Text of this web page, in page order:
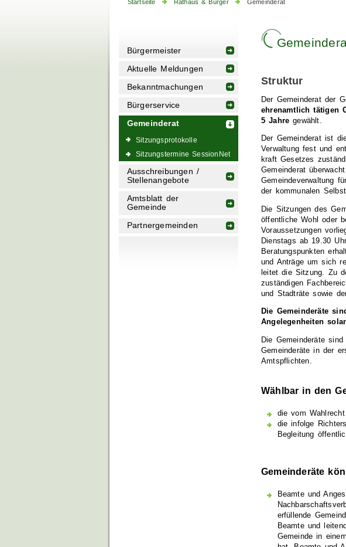
Startseite Rathaus & Bürger Gemeinderat
Bürgermeister
Aktuelle Meldungen
Bekanntmachungen
Bürgerservice
Gemeinderat
Sitzungsprotokolle
Sitzungstermine SessionNet
Ausschreibungen /
Stellenangebote
Amtsblatt der
Gemeinde
Partnergemeinden
Struktur
Der Gemeinderat der
ehrenamtlich tätigen
5 Jahre gewählt.
Der Gemeinderat ist
Verwaltung fest und
kraft Gesetzes
Gemeinderat
Gemeindeverwaltung
der kommunalen
Die Sitzungen des
öffentliche Wohl oder
Voraussetzungen
Dienstags ab 19.30
Beratungspunkten
und Anträge um sich
leitet die Sitzung. Zu
zuständigen
und Stadträte sowie
Die Gemeinderäte
Angelegenheiten
Die Gemeinderäte
Gemeinderäte in der
Amtspflichten.
Wählbar in den
die vom
die infolge
Begleitung
Gemeinderäte
Beamte und
erfüllende
Beamte und
Gemeinde in